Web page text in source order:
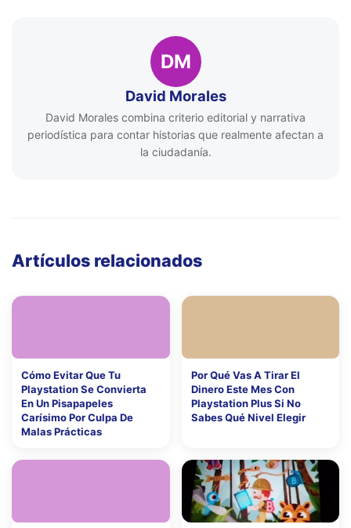
DM
David Morales
David Morales combina criterio editorial y narrativa
periodística para contar historias que realmente afectan a
la ciudadanía.
Artículos relacionados
Cómo Evitar Que Tu
Playstation Se Convierta
En Un Pisapapeles
Carísimo Por Culpa De
Malas Prácticas
Por Qué Vas A Tirar El
Dinero Este Mes Con
Playstation Plus Si No
Sabes Qué Nivel Elegir